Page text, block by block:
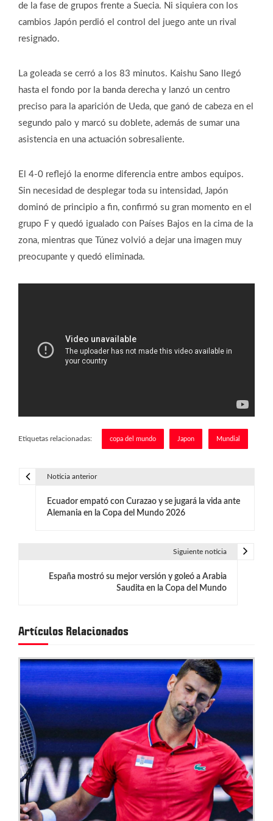
de la fase de grupos frente a Suecia. Ni siquiera con los
cambios Japón perdió el control del juego ante un rival
resignado.
La goleada se cerró a los 83 minutos. Kaishu Sano llegó
hasta el fondo por la banda derecha y lanzó un centro
preciso para la aparición de Ueda, que ganó de cabeza en el
segundo palo y marcó su doblete, además de sumar una
asistencia en una actuación sobresaliente.
El 4-0 reflejó la enorme diferencia entre ambos equipos.
Sin necesidad de desplegar toda su intensidad, Japón
dominó de principio a fin, confirmó su gran momento en el
grupo F y quedó igualado con Países Bajos en la cima de la
zona, mientras que Túnez volvió a dejar una imagen muy
preocupante y quedó eliminada.
Etiquetas relacionadas: copa del mundo Japon Mundial
i
ó
n
d
e
e
n
t
r
Noticia anterior
Ecuador empató con Curazao y se jugará la vida ante
Alemania en la Copa del Mundo 2026
Siguiente noticia
España mostró su mejor versión y goleó a Arabia
Saudita en la Copa del Mundo
Artículos Relacionados